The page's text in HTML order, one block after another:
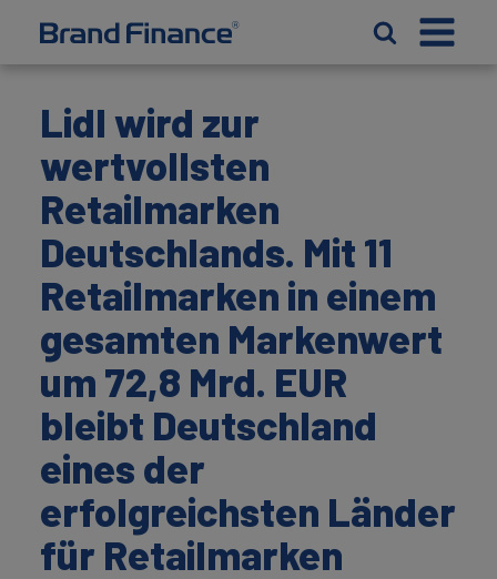
Lidl wird zur
wertvollsten
Retailmarken
Deutschlands. Mit 11
Retailmarken in einem
gesamten Markenwert
um 72,8 Mrd. EUR
bleibt Deutschland
eines der
erfolgreichsten Länder
für Retailmarken